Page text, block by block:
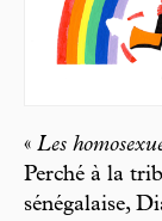
« Les
Perché à la
sénégalaise,